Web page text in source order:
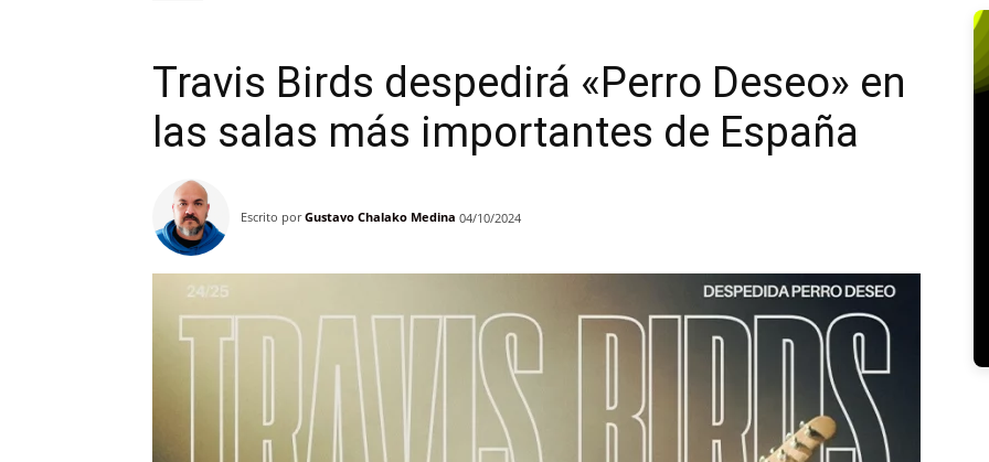
Travis Birds despedirá «Perro Deseo» en
las salas más importantes de España
Escrito por Gustavo Chalako Medina 04/10/2024